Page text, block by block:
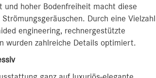
und hoher Bodenfreiheit macht diese
Durch eine Vielzahl
engineering, rechnergestützte
wurden zahlreiche Details optimiert.